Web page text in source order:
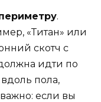
.
«Титан» или
скотч с
идти по
пола,
важно: если вы